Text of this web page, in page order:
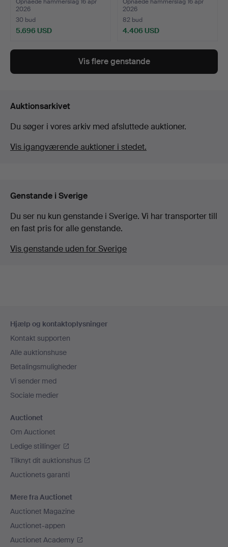
Sommer…
2026
30 bud
5.696 USD
sommerlands…
2026
82 bud
4.406 USD
Vis flere genstande
Auktionsarkivet
Du søger i vores arkiv med afsluttede auktioner.
Vis igangværende auktioner i stedet.
Genstande i Sverige
Du ser nu kun genstande i Sverige. Vi har transporter till
en fast pris for alle genstande.
Vis genstande uden for Sverige
Hjælp og kontaktoplysninger
Kontakt supporten
Alle auktionshuse
Betalingsmuligheder
Vi sender med
Sociale medier
Auctionet
Om Auctionet
Ledige stillinger
Tilknyt dit auktionshus
Auctionets garanti
Mere fra Auctionet
Auctionet Magazine
Auctionet-appen
Auctionet Academy